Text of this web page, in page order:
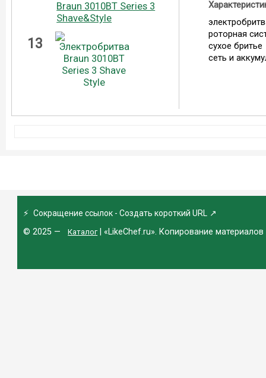
13
Braun 3010BT Series 3
Shave&Style
роторная
сухое бритье
сеть и
⚡ Сокращение ссылок - Создать короткий URL ↗
© 2025 —
Каталог| «LikeChef.ru». Копирование